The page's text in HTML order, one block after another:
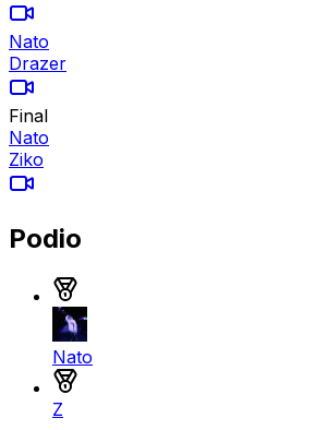
Nato
Drazer
Final
Nato
Ziko
Podio
Nato
Z